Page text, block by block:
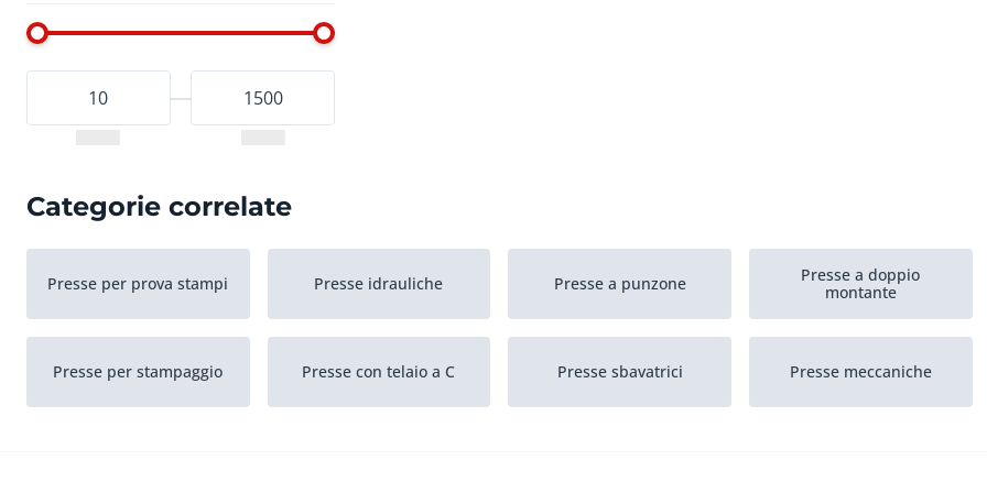
Categorie correlate
Presse per prova stampi Presse idrauliche Presse a punzone
Presse a doppio
montante
Presse per stampaggio Presse con telaio a C Presse sbavatrici Presse meccaniche